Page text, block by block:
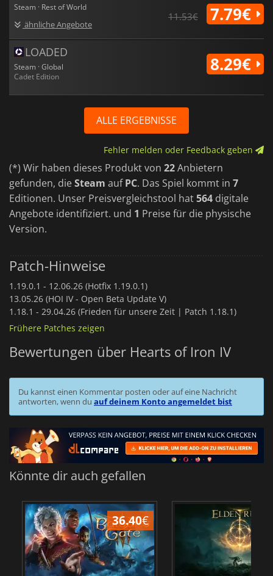
Steam · Rest of World
ähnliche Angebote
11.53€ 7.79€
LOADED
Steam · Global
Cadet Edition
8.29€
ALLE ERGEBNISSE
Fehler melden oder Feedback geben
(*) Wir haben dieses Produkt von 22Anbietern
gefunden, dieSteam aufPC. Das Spiel kommt in 7
Editionen. Unser Preisvergleichstool hat564 digitale
Angebote identifiziert. und 1 Preise für die physische
Version.
Patch-Hinweise
1.19.0.1 - 12.06.26 (Hotfix 1.19.0.1)
13.05.26 (HOI IV - Open Beta Update V)
1.18.1 - 29.04.26 (Frieden für unsere Zeit | Patch 1.18.1)
Frühere Patches zeigen
Bewertungen über Hearts of Iron IV
Du kannst einen Kommentar posten oder auf eine Nachricht
antworten, wenn du auf deinem Konto angemeldet bist
Könnte dir auch gefallen
36.40€